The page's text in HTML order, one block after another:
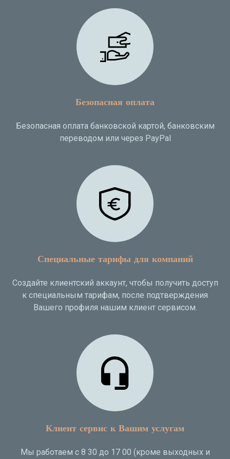
Безопасная оплата
Безопасная оплата банковской картой, банковским
переводом или через PayPal
Специальные тарифы для компаний
Создайте клиентский аккаунт, чтобы получить доступ
к специальным тарифам, после подтверждения
Вашего профиля нашим клиент сервисом.
Клиент сервис к Вашим услугам
Мы работаем с 8 30 до 17 00 (кроме выходных и